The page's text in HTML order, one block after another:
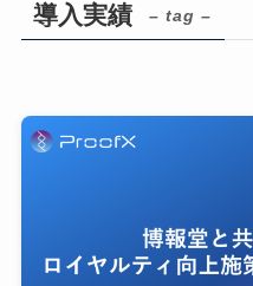
導入実績 – tag –